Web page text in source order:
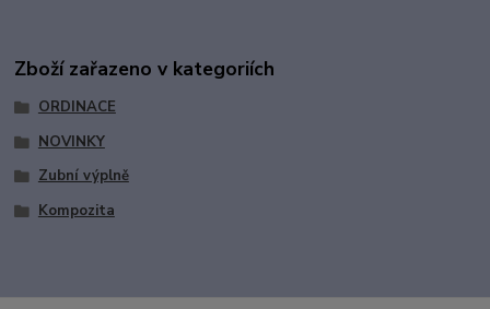
Zboží zařazeno v kategoriích
ORDINACE
NOVINKY
Zubní výplně
Kompozita